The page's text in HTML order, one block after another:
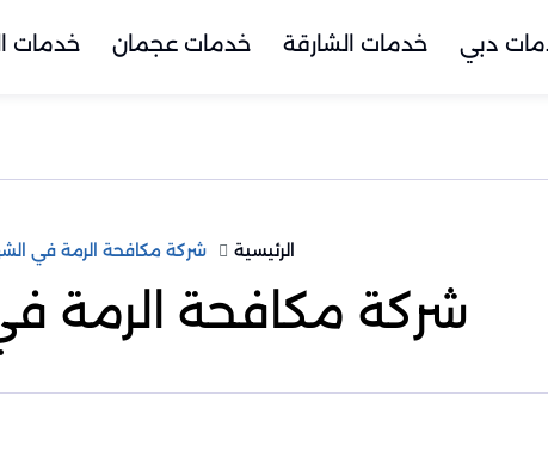
دبي خدمات الشارقة خدمات عجمان خدمات
الرئيسية شركة مكافحة الرمة في
شركة مكافحة الرمة